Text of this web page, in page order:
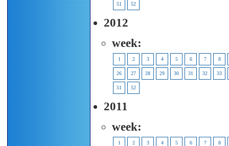
51 52
2012
week:
1 2 3 4 5 6 7 8
26 27 28 29 30 31 32 33
51 52
2011
week:
1 2 3 4 5 6 7 8